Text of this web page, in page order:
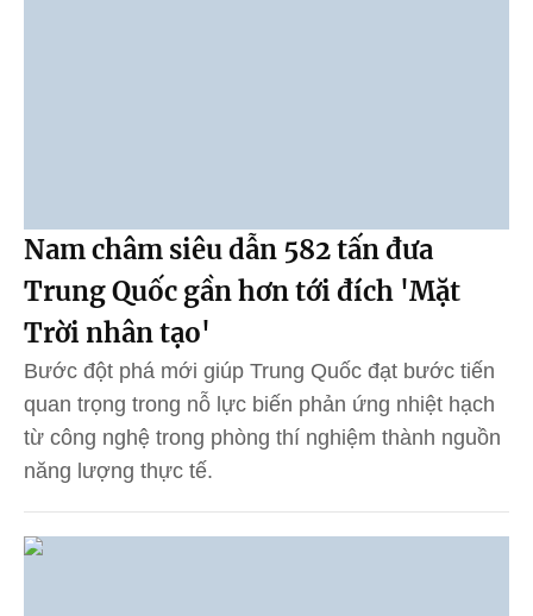
Nam châm siêu dẫn 582 tấn đưa
Trung Quốc gần hơn tới đích 'Mặt
Trời nhân tạo'
Bước đột phá mới giúp Trung Quốc đạt bước tiến
quan trọng trong nỗ lực biến phản ứng nhiệt hạch
từ công nghệ trong phòng thí nghiệm thành nguồn
năng lượng thực tế.